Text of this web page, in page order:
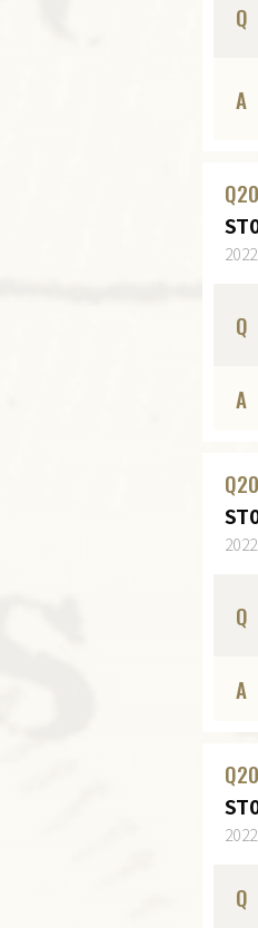
Q
A
Q
Q
A
Q
Q
A
Q
Q